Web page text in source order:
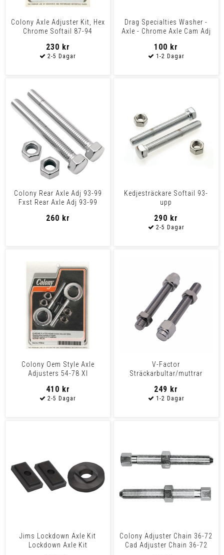
Colony Axle Adjuster Kit, Hex
Chrome Softail 87-94
230 kr
Drag Specialties Washer -
Axle - Chrome Axle Cam Adj
100 kr
Colony Rear Axle Adj 93-99
Fxst Rear Axle Adj 93-99
260 kr
Kedjesträckare Softail 93-
upp
290 kr
Colony Oem Style Axle
Adjusters 54-78 Xl
410 kr
V-Factor
Sträckarbultar/muttrar
kromade
249 kr
Jims Lockdown Axle Kit
Lockdown Axle Kit
Colony Adjuster Chain 36-72
Cad Adjuster Chain 36-72